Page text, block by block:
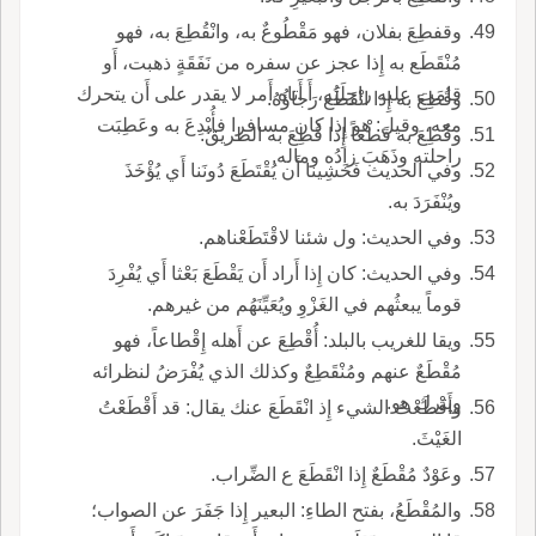
وقفطِعَ بفلان، فهو مَقْطُوعٌ به، وانْقُطِعَ به، فهو
مُنْقَطَع به إِذا عجز عن سفره من نَفَقَةٍ ذهبت، أَو
قامَت عليه راحِلَتُه، أَ أَتاه أَمر لا يقدر على أَن يتحرك
معه، وقيل: هو إِذا كان مسافرا فأُبْدِعَ به وعَطِبَت
راحلته وذَهَبَ زادُه وماله.
وقُطِعَ به إِذا انْقَطَع رَجاؤُهُ.
وقُطِعَ به قَطْعاً إِذا قُطِعَ به الطريقُ.
وفي الحديث فَخَشِينا أَن يُقْتَطَعَ دُونَنا أَي يُؤْخَذَ
ويُنْفَرَدَ به.
وفي الحديث: ول شئنا لاقْتَطَعْناهم.
وفي الحديث: كان إِذا أَراد أَن يَقْطَعَ بَعْثا أَي يُفْرِدَ
قوماً يبعثُهم في الغَزْوِ ويُعَيِّنَهُم من غيرهم.
ويقا للغريب بالبلد: أُقْطِعَ عن أَهله إِقْطاعاً، فهو
مُقْطَعٌ عنهم ومُنْقَطِعٌ وكذلك الذي يُفْرَضُ لنظرائه
ويترك هو.
وأَقْطَعْتُ الشيء إِذ انْقَطَعَ عنك يقال: قد أَقْطَعْتُ
الغَيْثَ.
وعَوْدٌ مُقْطَعٌ إِذا انْقَطَعَ ع الضِّراب.
والمُقْطَعُ، بفتح الطاءِ: البعير إِذا جَفَرَ عن الصواب؛